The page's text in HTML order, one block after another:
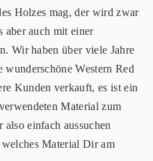
Holzes mag, der wird zwar
aber auch mit einer
Wir haben über viele Jahre
wunderschöne Western Red
Kunden verkauft, es ist ein
Material zum
einfach aussuchen
Material Dir am